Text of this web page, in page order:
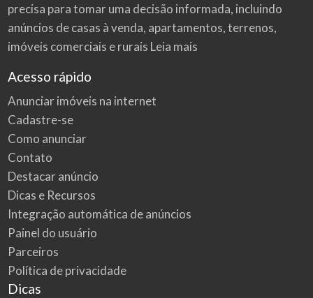
precisa para tomar uma decisão informada, incluindo
anúncios de casas à venda, apartamentos, terrenos,
imóveis comerciais e rurais Leia mais
Acesso rápido
Anunciar imóveis na internet
Cadastre-se
Como anunciar
Contato
Destacar anúncio
Dicas e Recursos
Integração automática de anúncios
Painel do usuário
Parceiros
Política de privacidade
Dicas